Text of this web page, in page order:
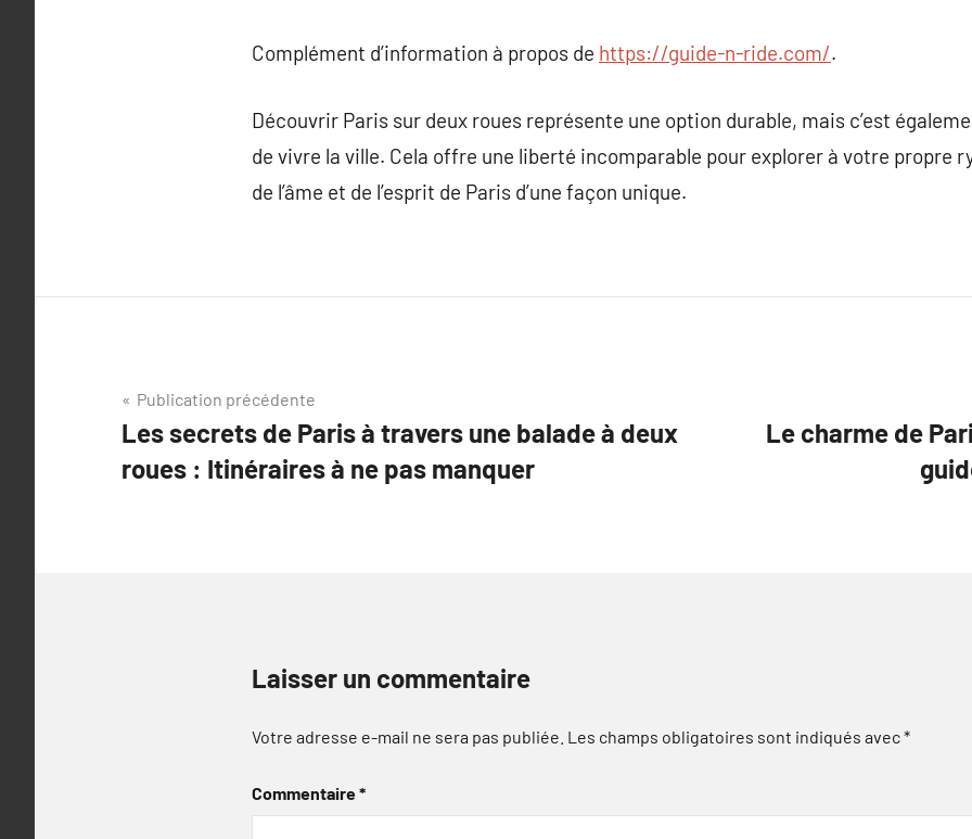
Complément d’information à propos de https://guide-n-ride.com/.
Découvrir Paris sur deux roues représente une option durable, mais c’est
de vivre la ville. Cela offre une liberté incomparable pour explorer à votre propre
de l’âme et de l’esprit de Paris d’une façon unique.
Navigation
de
l’article
Publication précédente
Les secrets de Paris à travers une balade à deux
roues : Itinéraires à ne pas manquer
Le charme de
Laisser un commentaire
Votre adresse e-mail ne sera pas publiée. Les champs obligatoires sont indiqués avec*
Commentaire*